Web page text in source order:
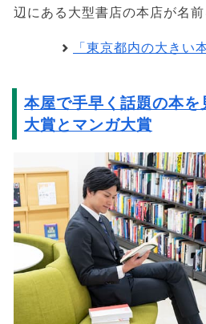
辺にある大型書店の本店が名前
「東京都内の大きい
本屋で手早く話題の本を
大賞とマンガ大賞